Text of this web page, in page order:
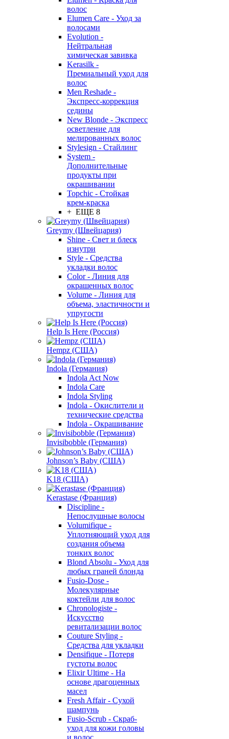
волос
Elumen Care - Уход за
волосами
Evolution -
Нейтральная
химическая завивка
Kerasilk -
Премиальный уход для
волос
Men Reshade -
Экспресс-коррекция
седины
New Blonde - Экспресс
осветление для
мелированных волос
Stylesign - Стайлинг
System -
Дополнительные
продукты при
окрашивании
Topchic - Стойкая
крем-краска
+ ЕЩЕ 8
Greymy (Швейцария)
Shine - Свет и блеск
изнутри
Style - Средства
укладки волос
Color - Линия для
окрашенных волос
Volume - Линия для
объема, эластичности и
упругости
Help Is Here (Россия)
Hempz (США)
Indola (Германия)
Indola Act Now
Indola Care
Indola Styling
Indola - Окислители и
технические средства
Indola - Окрашивание
Invisibobble (Германия)
Johnson’s Baby (США)
K18 (США)
Kerastase (Франция)
Discipline -
Непослушные волосы
Volumifique -
Уплотняющий уход для
создания объема
тонких волос
Blond Absolu - Уход для
любых граней блонда
Fusio-Dose -
Молекулярные
коктейли для волос
Chronologiste -
Искусство
ревитализации волос
Couture Styling -
Средства для укладки
Densifique - Потеря
густоты волос
Elixir Ultime - На
основе драгоценных
масел
Fresh Affair - Сухой
шампунь
Fusio-Scrub - Скраб-
уход для кожи головы
и волос